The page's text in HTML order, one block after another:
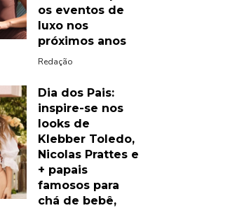
os eventos de
luxo nos
próximos anos
Redação
Dia dos Pais:
inspire-se nos
looks de
Klebber Toledo,
Nicolas Prattes e
+ papais
famosos para
chá de bebê,